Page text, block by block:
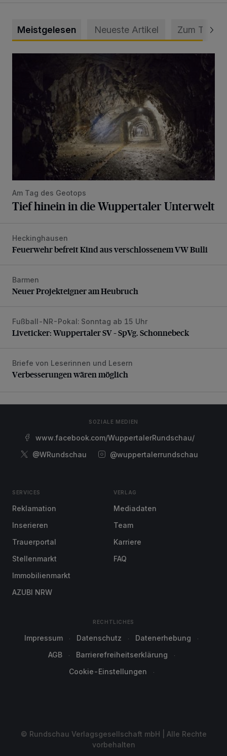
Meistgelesen Neueste Artikel Zum Thema
Am Tag des Geotops
Tief hinein in die Wuppertaler Unterwelt
Feuerwehr befreit Kind aus verschlossenem VW Bulli
Heckinghausen
Feuerwehr befreit Kind aus verschlossenem VW Bulli
Neuer Projekteigner am Heubruch
Barmen
Neuer Projekteigner am Heubruch
Liveticker: Wuppertaler SV – SpVg. Schonnebeck
Fußball-NR-Pokal: Sonntag ab 15 Uhr
Liveticker: Wuppertaler SV – SpVg. Schonnebeck
Verbesserungen wären möglich
Briefe von Leserinnen und Lesern
Verbesserungen wären möglich
SOZIALE MEDIEN
www.facebook.com/WuppertalerRundschau/
@WRundschau
@wuppertalerrundschau
SERVICES
Reklamation
Inserieren
Trauerportal
Stellenmarkt
Immobilienmarkt
AZUBI NRW
VERLAG
Mediadaten
Team
Karriere
FAQ
RECHTLICHES
Impressum Datenschutz
Datenerhebung
AGB
Barrierefreiheitserklärung
Cookie-Einstellungen
© Rundschau Verlagsgesellschaft mbH | Alle Rechte
vorbehalten